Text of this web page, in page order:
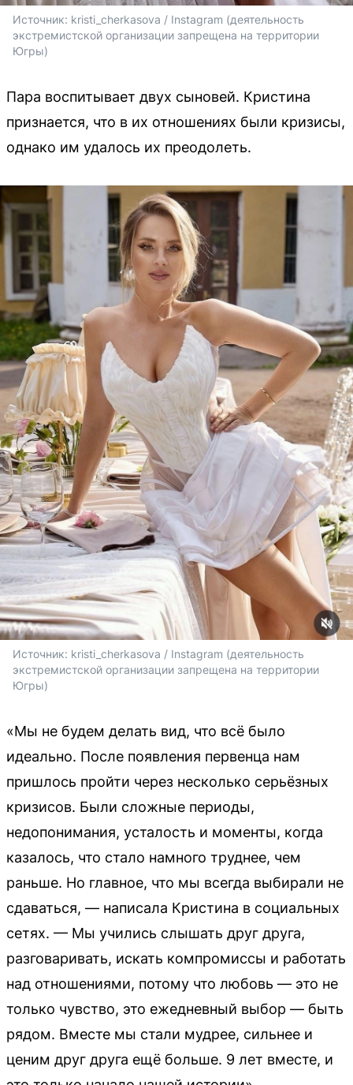
Источник: kristi_cherkasova / Instagram (деятельность
экстремистской организации запрещена на территории
Югры)
Пара воспитывает двух сыновей. Кристина
признается, что в их отношениях были кризисы,
однако им удалось их преодолеть.
Источник: kristi_cherkasova / Instagram (деятельность
экстремистской организации запрещена на территории
Югры)
«Мы не будем делать вид, что всё было
идеально. После появления первенца нам
пришлось пройти через несколько серьёзных
кризисов. Были сложные периоды,
недопонимания, усталость и моменты, когда
казалось, что стало намного труднее, чем
раньше. Но главное, что мы всегда выбирали не
сдаваться, — написала Кристина в социальных
сетях. — Мы учились слышать друг друга,
разговаривать, искать компромиссы и работать
над отношениями, потому что любовь — это не
только чувство, это ежедневный выбор — быть
рядом. Вместе мы стали мудрее, сильнее и
ценим друг друга ещё больше. 9 лет вместе, и